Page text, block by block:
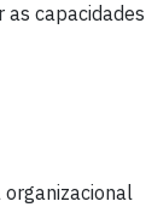
capacidades